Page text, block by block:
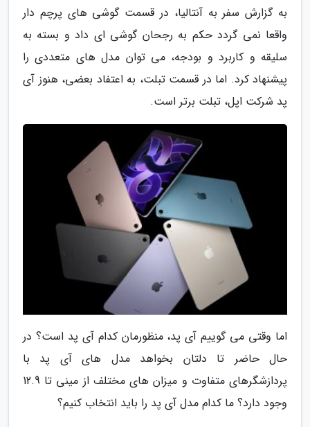
به گزارش سفر به آنتالیا، در قسمت گوشی های پرچم دار
واقعا نمی گردد حکم به رجحان گوشی ای داد و بسته به
سلیقه و کاربرد و بودجه، می توان مدل های متعددی را
پیشنهاد کرد. اما در قسمت تبلت، به اعتفاد بعضی، هنوز آی
پد شرکت اپل، تبلت برتر است.
اما وقتی می گوییم آی پد، منظورمان کدام آی پد است؟ در
حال حاضر تا دلتان بخواهد مدل های آی پد با
پردازشگرهای متفاوت و میزان های مختلف از مینی تا 12.9
وجود دارد؟ ما کدام مدل آی پد را باید انتخاب کنیم؟